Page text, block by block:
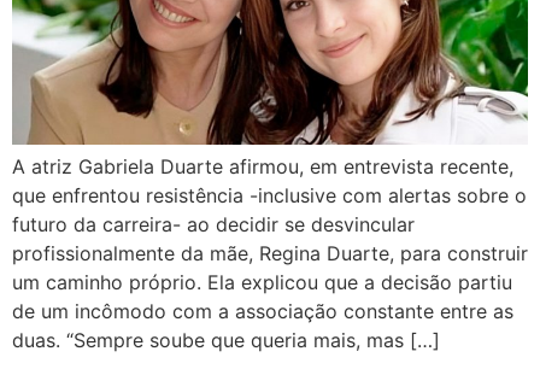
A atriz Gabriela Duarte afirmou, em entrevista recente,
que enfrentou resistência -inclusive com alertas sobre o
futuro da carreira- ao decidir se desvincular
profissionalmente da mãe, Regina Duarte, para construir
um caminho próprio. Ela explicou que a decisão partiu
de um incômodo com a associação constante entre as
duas. “Sempre soube que queria mais, mas […]